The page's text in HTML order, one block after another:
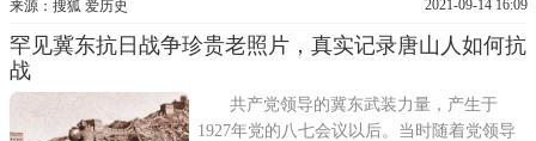
10师团、第16师团、第109师团沿着平汉路向
平汉线和津浦线被划为
来源：搜狐 爱历史 2021-09-14 16:09
罕见冀东抗日战争珍贵老照片，真实记录唐山人如何抗
战
共产党领导的冀东武装力量，产生于
1927年党的八七会议以后。当时随着党领导